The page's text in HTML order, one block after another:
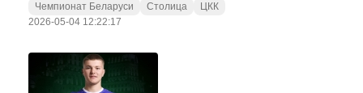
Чемпионат Беларуси Столица
ЦКК
2026-05-04 12:22:17